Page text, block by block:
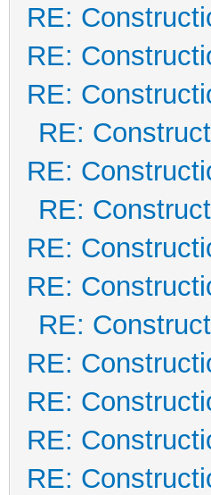
RE:
RE:
RE:
RE:
RE:
RE:
RE:
RE:
RE:
RE:
RE:
RE:
RE: